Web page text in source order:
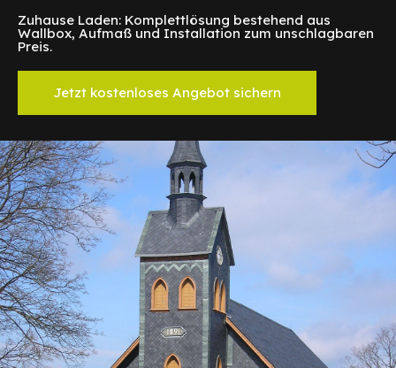
Zuhause Laden: Komplettlösung bestehend aus
Wallbox, Aufmaß und Installation zum unschlagbaren
Preis.
Jetzt kostenloses Angebot sichern